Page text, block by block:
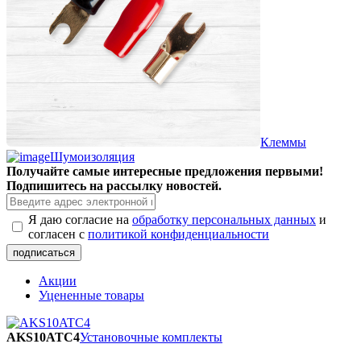
Клеммы
Шумоизоляция
Получайте самые интересные предложения первыми!
Подпишитесь на рассылку новостей.
Я даю согласие на обработку персональных данных и
согласен с политикой конфиденциальности
Акции
Уцененные товары
AKS10ATC4Установочные комплекты